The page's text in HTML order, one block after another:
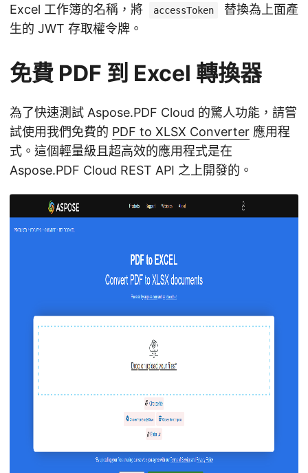
Excel 工作簿的名稱，將
accessToken
替換為上面產
生的 JWT 存取權令牌。
免費 PDF 到 Excel 轉換器
為了快速測試 Aspose.PDF Cloud 的驚人功能，請嘗
試使用我們免費的 PDF to XLSX Converter 應用程
式。這個輕量級且超高效的應用程式是在
Aspose.PDF Cloud REST API 之上開發的。